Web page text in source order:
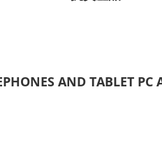
AND TABLET PC